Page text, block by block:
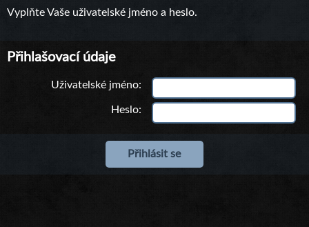
Vyplňte Vaše uživatelské jméno a heslo.
Přihlašovací údaje
Uživatelské jméno
Heslo